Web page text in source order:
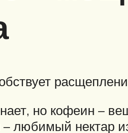
но кофеин –
любимый нектар